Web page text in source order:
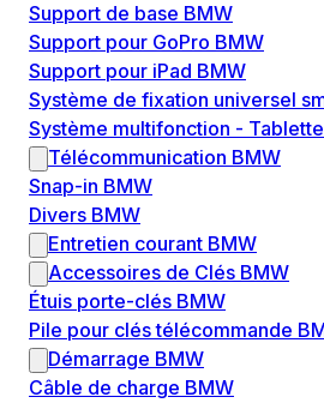
Support de base BMW
Support pour GoPro BMW
Support pour iPad BMW
Système de fixation universel
Système multifonction -
Télécommunication BMW
Snap-in BMW
Divers BMW
Entretien courant BMW
Accessoires de Clés BMW
Étuis porte-clés BMW
Pile pour clés télécommande
Démarrage BMW
Câble de charge BMW